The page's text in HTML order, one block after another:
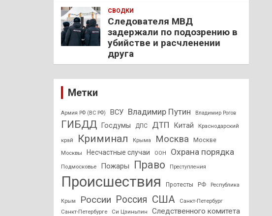
СВОДКИ
Следователя МВД
задержали по подозрению в
убийстве и расчленении
друга
Метки
Армия РФ (ВС РФ) ВСУ Владимир Путин Владимир Рогов
ГИБДД Госдумы ДПС ДТП Китай Краснодарский
край Криминал Крыма Москва Москве
Москвы Несчастные случаи ООН Охрана порядка
Подмосковье Пожары Право Преступления
Происшествия Протесты РФ Республика
Крым России Россия США
Санкт-Петербург
Санкт-Петербурге
Си Цзиньпин
Следственного комитета